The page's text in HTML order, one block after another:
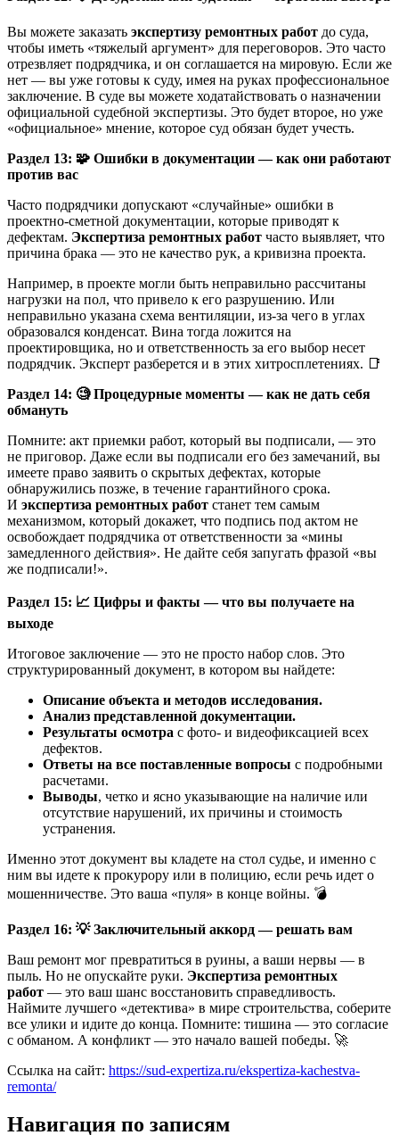
Вы можете заказать экспертизу ремонтных работ до суда,
чтобы иметь «тяжелый аргумент» для переговоров. Это часто
отрезвляет подрядчика, и он соглашается на мировую. Если же
нет — вы уже готовы к суду, имея на руках профессиональное
заключение. В суде вы можете ходатайствовать о назначении
официальной судебной экспертизы. Это будет второе, но уже
«официальное» мнение, которое суд обязан будет учесть.
Раздел 13: 🧩 Ошибки в документации — как они работают
против вас
Часто подрядчики допускают «случайные» ошибки в
проектно-сметной документации, которые приводят к
дефектам. Экспертиза ремонтных работ часто выявляет, что
причина брака — это не качество рук, а кривизна проекта.
Например, в проекте могли быть неправильно рассчитаны
нагрузки на пол, что привело к его разрушению. Или
неправильно указана схема вентиляции, из-за чего в углах
образовался конденсат. Вина тогда ложится на
проектировщика, но и ответственность за его выбор несет
подрядчик. Эксперт разберется и в этих хитросплетениях. 📑
Раздел 14: 🧐Процедурные моменты — как не дать себя
обмануть
Помните: акт приемки работ, который вы подписали, — это
не приговор. Даже если вы подписали его без замечаний, вы
имеете право заявить о скрытых дефектах, которые
обнаружились позже, в течение гарантийного срока.
И экспертиза ремонтных работ станет тем самым
механизмом, который докажет, что подпись под актом не
освобождает подрядчика от ответственности за «мины
замедленного действия». Не дайте себя запугать фразой «вы
же подписали!».
Раздел 15: 📈 Цифры и факты — что вы получаете на
выходе
Итоговое заключение — это не просто набор слов. Это
структурированный документ, в котором вы найдете:
Описание объекта и методов исследования.
Анализ представленной документации.
Результаты осмотра с фото- и видеофиксацией всех
дефектов.
Ответы на все поставленные вопросы с подробными
расчетами.
Выводы, четко и ясно указывающие на наличие или
отсутствие нарушений, их причины и стоимость
устранения.
Именно этот документ вы кладете на стол судье, и именно с
ним вы идете к прокурору или в полицию, если речь идет о
мошенничестве. Это ваша «пуля» в конце войны. 💣
Раздел 16: 💡Заключительный аккорд — решать вам
Ваш ремонт мог превратиться в руины, а ваши нервы — в
пыль. Но не опускайте руки. Экспертиза ремонтных
работ — это ваш шанс восстановить справедливость.
Наймите лучшего «детектива» в мире строительства, соберите
все улики и идите до конца. Помните: тишина — это согласие
с обманом. А конфликт — это начало вашей победы. 🚀
Ссылка на сайт: https://sud-expertiza.ru/ekspertiza-kachestva-
remonta/
Навигация по записям